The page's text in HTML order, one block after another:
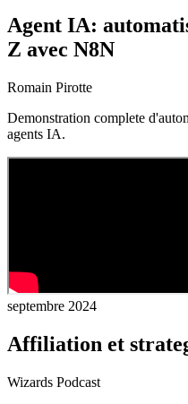
Agent IA:
Z avec N8N
Romain Pirotte
Demonstration complete
agents IA.
septembre 2024
Affiliation et
Wizards Podcast